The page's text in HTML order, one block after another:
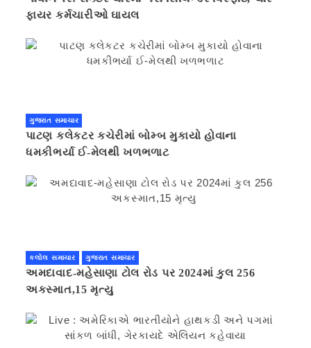
ફાયર કર્મચારીઓ ઘાયલ
ગુજરાત સમાચાર
પાટણ કલેકટર કચેરીમાં બોમ્બ મુકાયો હોવાના
ધમકીભર્યા ઈ-મેલથી ખળભળાટ
કલોલ સમાચાર ગુજરાત સમાચાર
અમદાવાદ-મહેસાણા ટોલ રોડ પર 2024માં કુલ 256
અકસ્માત,15 મૃત્યુ